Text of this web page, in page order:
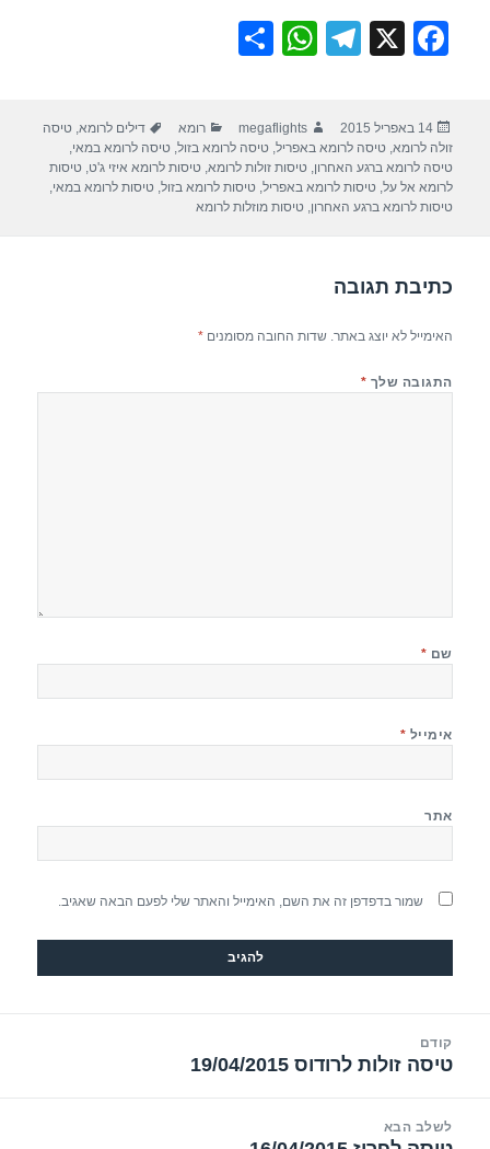
F
e
b
o
k
X
T
gr
a
m
W
s
A
p
e
פורסם
בתאריך
14 באפריל 2015 מחבר
megaflights קטגוריות
רומא תגיות
דילים לרומא,טיסה
זולה לרומא,טיסה לרומא באפריל,טיסה לרומא בזול,טיסה לרומא במאי,
טיסה לרומא ברגע האחרון,טיסות זולות לרומא,טיסות לרומא איזי ג'ט,טיסות
לרומא אל על,טיסות לרומא באפריל,טיסות לרומא בזול,טיסות לרומא במאי,
טיסות לרומא ברגע האחרון,טיסות מוזלות לרומא
כתיבת תגובה
האימייל לא יוצג באתר. שדות החובה מסומנים*
התגובה שלך *
שם *
אימייל *
אתר
שמור בדפדפן זה את השם, האימייל והאתר שלי לפעם הבאה שאגיב.
קודם
הפוסט
טיסה זולות לרודוס 19/04/2015
לשלב הבא